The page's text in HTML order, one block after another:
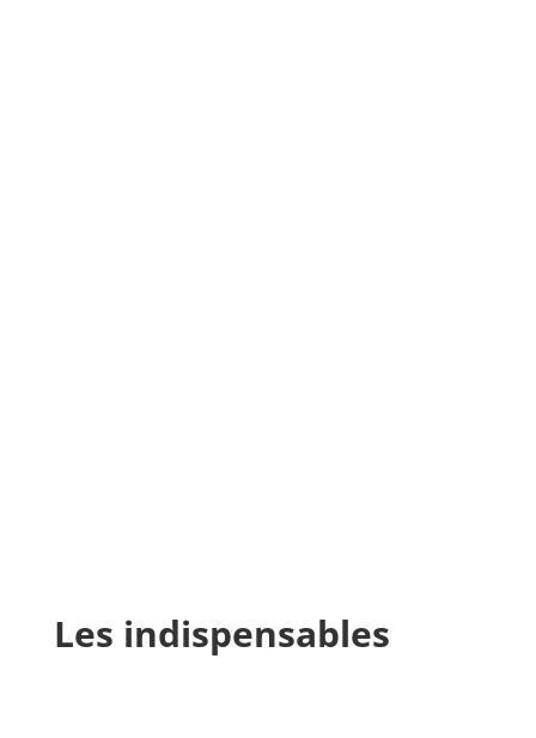
Les indispensables